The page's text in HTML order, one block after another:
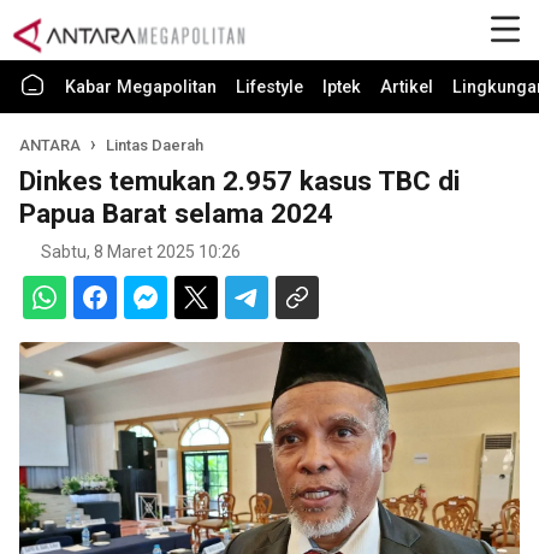
Kabar Megapolitan Lifestyle Iptek Artikel
ANTARA Lintas Daerah
Dinkes temukan 2.957 kasus TBC di
Papua Barat selama 2024
Sabtu, 8 Maret 2025 10:26